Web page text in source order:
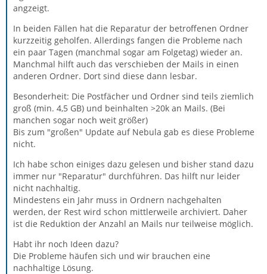
angzeigt.
In beiden Fällen hat die Reparatur der betroffenen Ordner
kurzzeitig geholfen. Allerdings fangen die Probleme nach
ein paar Tagen (manchmal sogar am Folgetag) wieder an.
Manchmal hilft auch das verschieben der Mails in einen
anderen Ordner. Dort sind diese dann lesbar.
Besonderheit: Die Postfächer und Ordner sind teils ziemlich
groß (min. 4,5 GB) und beinhalten >20k an Mails. (Bei
manchen sogar noch weit größer)
Bis zum "großen" Update auf Nebula gab es diese Probleme
nicht.
Ich habe schon einiges dazu gelesen und bisher stand dazu
immer nur "Reparatur" durchführen. Das hilft nur leider
nicht nachhaltig.
Mindestens ein Jahr muss in Ordnern nachgehalten
werden, der Rest wird schon mittlerweile archiviert. Daher
ist die Reduktion der Anzahl an Mails nur teilweise möglich.
Habt ihr noch Ideen dazu?
Die Probleme häufen sich und wir brauchen eine
nachhaltige Lösung.